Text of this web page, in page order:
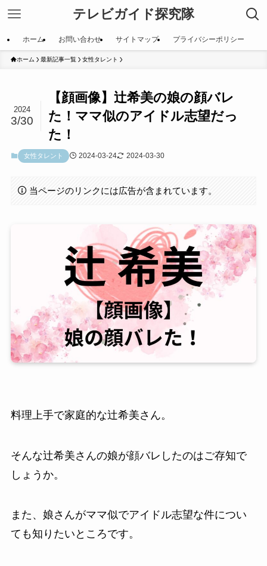
テレビガイド探究隊
ホーム お問い合わせ サイトマップ プライバシーポリシー
ホーム 最新記事一覧 女性タレント
【顔画像】辻希美の娘の顔バレ
た！ママ似のアイドル志望だっ
た！
2024
3/30
女性タレント 2024-03-24 2024-03-30
当ページのリンクには広告が含まれています。
料理上手で家庭的な辻希美さん。
そんな辻希美さんの娘が顔バレしたのはご存知で
しょうか。
また、娘さんがママ似でアイドル志望な件につい
ても知りたいところです。